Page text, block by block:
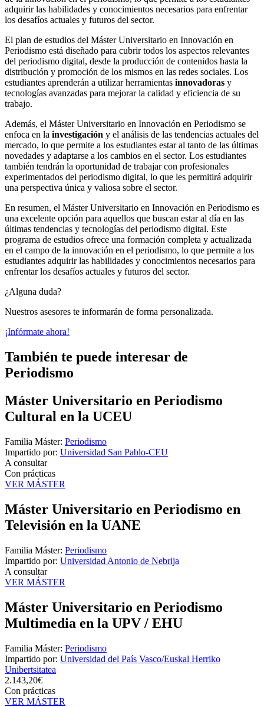
adquirir las habilidades y conocimientos necesarios para enfrentar
los desafíos actuales y futuros del sector.
El plan de estudios del Máster Universitario en Innovación en
Periodismo está diseñado para cubrir todos los aspectos relevantes
del periodismo digital, desde la producción de contenidos hasta la
distribución y promoción de los mismos en las redes sociales. Los
estudiantes aprenderán a utilizar herramientas innovadoras y
tecnologías avanzadas para mejorar la calidad y eficiencia de su
trabajo.
Además, el Máster Universitario en Innovación en Periodismo se
enfoca en la investigación y el análisis de las tendencias actuales del
mercado, lo que permite a los estudiantes estar al tanto de las últimas
novedades y adaptarse a los cambios en el sector. Los estudiantes
también tendrán la oportunidad de trabajar con profesionales
experimentados del periodismo digital, lo que les permitirá adquirir
una perspectiva única y valiosa sobre el sector.
En resumen, el Máster Universitario en Innovación en Periodismo es
una excelente opción para aquellos que buscan estar al día en las
últimas tendencias y tecnologías del periodismo digital. Este
programa de estudios ofrece una formación completa y actualizada
en el campo de la innovación en el periodismo, lo que permite a los
estudiantes adquirir las habilidades y conocimientos necesarios para
enfrentar los desafíos actuales y futuros del sector.
¿Alguna duda?
Nuestros asesores te informarán de forma personalizada.
¡Infórmate ahora!
También te puede interesar de
Periodismo
Máster Universitario en Periodismo
Cultural en la UCEU
Familia Máster: Periodismo
Impartido por: Universidad San Pablo-CEU
A consultar
Con prácticas
VER MÁSTER
Máster Universitario en Periodismo en
Televisión en la UANE
Familia Máster: Periodismo
Impartido por: Universidad Antonio de Nebrija
A consultar
VER MÁSTER
Máster Universitario en Periodismo
Multimedia en la UPV / EHU
Familia Máster: Periodismo
Impartido por: Universidad del País Vasco/Euskal Herriko
Unibertsitatea
2.143,20€
Con prácticas
VER MÁSTER